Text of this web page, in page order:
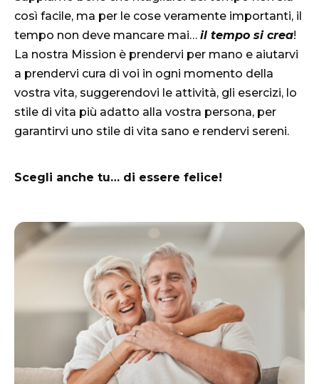
così facile, ma per le cose veramente importanti, il
tempo non deve mancare mai… il tempo si crea!
La nostra Mission è prendervi per mano e aiutarvi
a prendervi cura di voi in ogni momento della
vostra vita, suggerendovi le attività, gli esercizi, lo
stile di vita più adatto alla vostra persona, per
garantirvi uno stile di vita sano e rendervi sereni.
Scegli anche tu… di essere felice!